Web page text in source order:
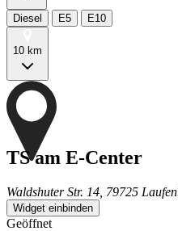
Diesel E5 E10
10 km
TS am E-Center
Waldshuter Str. 14, 79725
Widget einbinden
Geöffnet